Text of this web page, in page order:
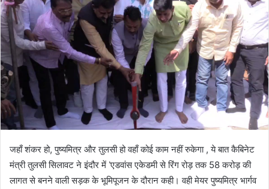
जहाँ शंकर हो, पुष्यमित्र और तुलसी हो वहाँ कोई काम नहीं रुकेगा , ये बात कैबिनेट
मंत्री तुलसी सिलावट ने इंदौर में ‛एडवांस एकेडमी से रिंग रोड़ तक 58 करोड़ की
लागत से बनने वाली सड़क के भूमिपूजन के दौरान कही। वही मेयर पुष्यमित्र भार्गव